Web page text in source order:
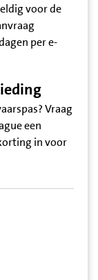
voor de
per e-
Vraag
een
in voor